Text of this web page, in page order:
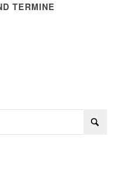
TERMINE